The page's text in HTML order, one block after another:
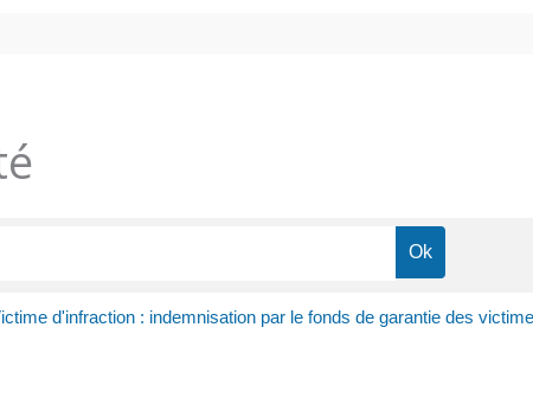
d'infraction : indemnisation par le fonds de garantie des